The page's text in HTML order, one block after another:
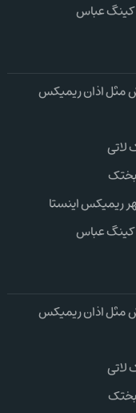
کینگ عباس
مثل اذان ریمیکس
لاتی
بختک
ریمیکس اینستا
کینگ عباس
مثل اذان ریمیکس
لاتی
بختک